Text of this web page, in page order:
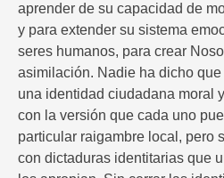
aprender de su capacidad de
y para extender su sistema
seres humanos, para crear
asimilación. Nadie ha dicho
una identidad ciudadana moral
con la versión que cada uno
particular raigambre local, pero
con dictaduras identitarias que